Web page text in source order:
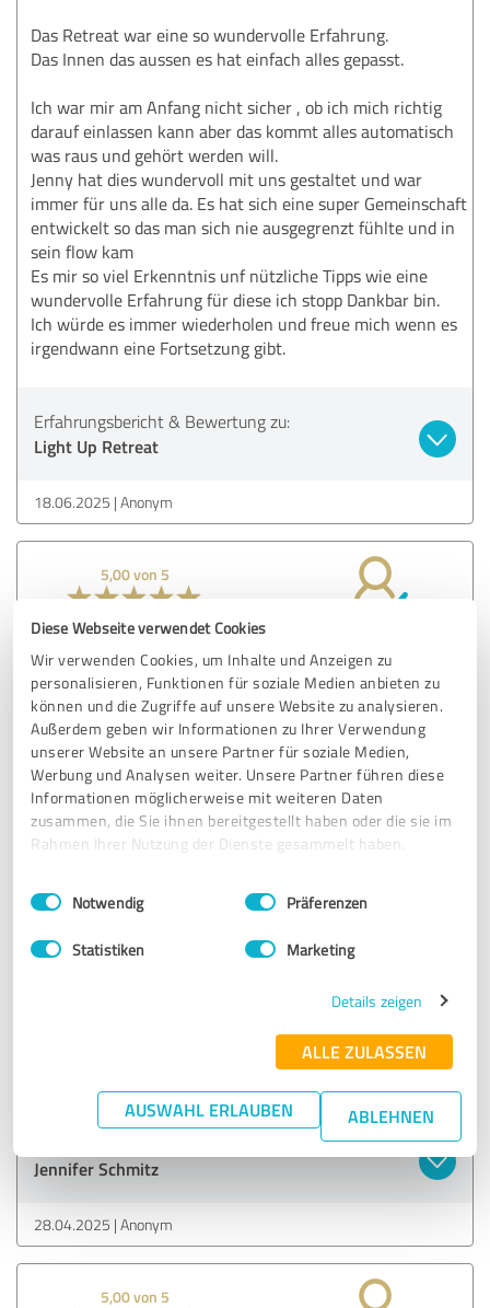
Diese Webseite verwendet Cookies
Wir verwenden Cookies, um Inhalte und Anzeigen zu
personalisieren, Funktionen für soziale Medien anbieten zu
können und die Zugriffe auf unsere Website zu analysieren.
Außerdem geben wir Informationen zu Ihrer Verwendung
unserer Website an unsere Partner für soziale Medien,
Werbung und Analysen weiter. Unsere Partner führen diese
Informationen möglicherweise mit weiteren Daten
zusammen, die Sie ihnen bereitgestellt haben oder die sie im
Rahmen Ihrer Nutzung der Dienste gesammelt haben.
Impressum Datenschutzbestimmungen
Einwilligungsauswahl
Notwendig Präferenzen
Statistiken Marketing
Details zeigen
ALLE ZULASSEN
AUSWAHL ERLAUBEN ABLEHNEN
Das Retreat war eine so wundervolle Erfahrung.
Das Innen das aussen es hat einfach alles gepasst.
Ich war mir am Anfang nicht sicher , ob ich mich richtig
darauf einlassen kann aber das kommt alles automatisch
was raus und gehört werden will.
Jenny hat dies wundervoll mit uns gestaltet und war
immer für uns alle da. Es hat sich eine super Gemeinschaft
entwickelt so das man sich nie ausgegrenzt fühlte und in
sein flow kam
Es mir so viel Erkenntnis unf nützliche Tipps wie eine
wundervolle Erfahrung für diese ich stopp Dankbar bin.
Ich würde es immer wiederholen und freue mich wenn es
irgendwann eine Fortsetzung gibt.
Erfahrungsbericht & Bewertung zu:
Light Up Retreat
18.06.2025 Anonym
5,00 von 5
SEHR GUT
Ich wurde nun ein paar Monate von Jennifer begleitet und
super in allem unterstützt was sich mir an Themen gezeigt
hat. Durch ihre einfühlsame und ruhige Art bekommt sie
einen ganz speziellen Zugang zu jeden Menschen um
individuell mit jedem zu arbeiten. Bei Jennifer habe ich
mich nie alleine gefühlt. Wenn ein tieferes Thema kam,
was einfach bearbeitet werden wollte, hat sie den
passenden Zugang dafür gefunden und mich durch meinen
endet ihre "Aufgabe" sobald der Schmerz sich gelegt hat.
Anfang bis zum Ende und sie ist in der Lage dich dabei
nicht wieder denkst, ok was mache ich nun mit diesen
dann ist sie immer für mich da. Ich kann Jennifer jeden
herzlichst weiterempfehlen. Sie ist wirklich wundervoll.
Jennifer Schmitz
28.04.2025 Anonym
5,00 von 5